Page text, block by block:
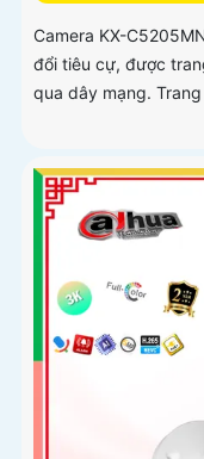
Camera KX-
đổi tiêu cự, được
qua dây mạng.